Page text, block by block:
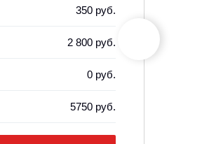
350 руб.
2 800 руб.
0 руб.
5750 руб.